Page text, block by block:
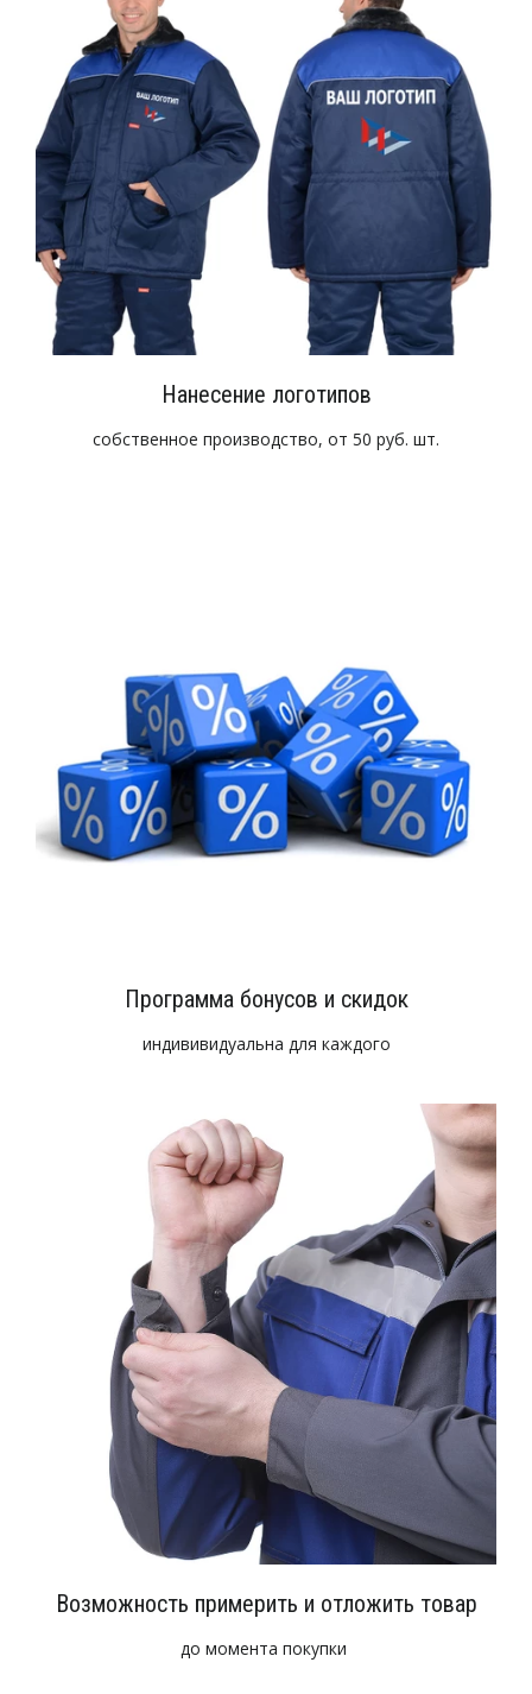
Нанесение логотипов
собственное производство, от 50 руб. шт.
Программа бонусов и скидок
индививидуальна для каждого
Возможность примерить и отложить товар
до момента покупки